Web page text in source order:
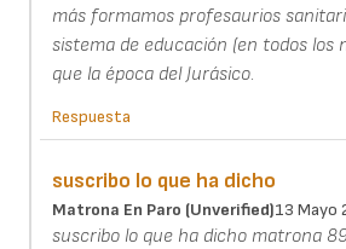
más formamos profesaurios
sistema de educación (en todos los
que la época del Jurásico.
Respuesta
suscribo lo que ha dicho
Matrona En Paro (unverified)13 Mayo
suscribo lo que ha dicho matrona